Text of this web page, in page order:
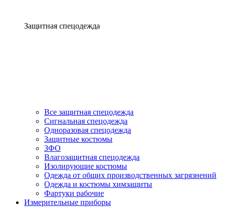
Защитная спецодежда
Все защитная спецодежда
Сигнальная спецодежда
Одноразовая спецодежда
Защитные костюмы
ЗФО
Влагозащитная спецодежда
Изолирующие костюмы
Одежда от общих производственных загрязнений
Одежда и костюмы химзащиты
Фартуки рабочие
Измерительные приборы